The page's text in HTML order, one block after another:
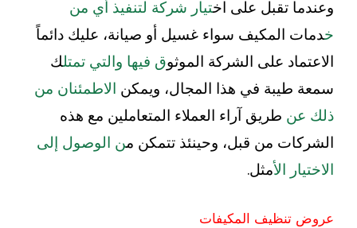
وعندما تقبل على اختيار شركة لتنفيذ أي من
خدمات المكيف سواء غسيل أو صيانة، عليك دائماً
الاعتماد على الشركة الموثوق فيها والتي تمتلك
سمعة طيبة في هذا المجال، ويمكن الاطمئنان من
ذلك عن طريق آراء العملاء المتعاملين مع هذه
الشركات من قبل، وحينئذ تتمكن من الوصول إلى
الاختيار الأمثل.
عروض تنظيف المكيفات